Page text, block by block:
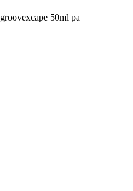
50ml pa